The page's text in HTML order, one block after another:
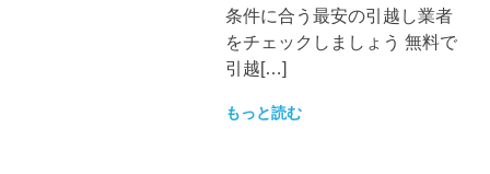
条件に合う最安の引越し業者
をチェックしましょう 無料で
引越[…]
もっと読む